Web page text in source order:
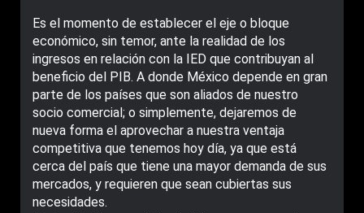
Es el momento de establecer el eje o bloque
económico, sin temor, ante la realidad de los
ingresos en relación con la IED que contribuyan al
beneficio del PIB. A donde México depende en gran
parte de los países que son aliados de nuestro
socio comercial; o simplemente, dejaremos de
nueva forma el aprovechar a nuestra ventaja
competitiva que tenemos hoy día, ya que está
cerca del país que tiene una mayor demanda de sus
mercados, y requieren que sean cubiertas sus
necesidades.